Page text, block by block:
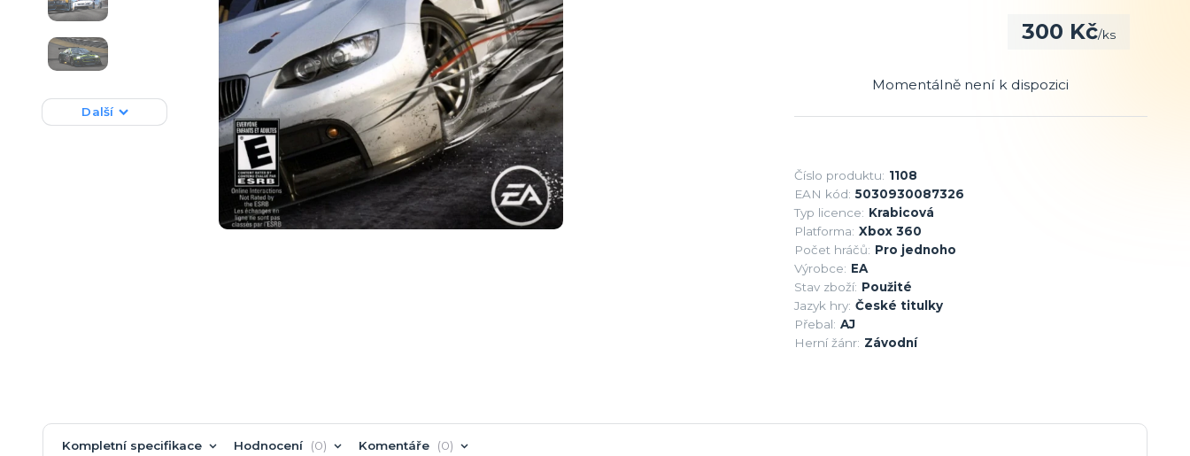
Další
300 Kč/ks
Momentálně není k dispozici
Číslo produktu: 1108
EAN kód: 5030930087326
Typ licence: Krabicová
Platforma: Xbox 360
Počet hráčů: Pro jednoho
Výrobce: EA
Stav zboží: Použité
Jazyk hry: České titulky
Přebal: AJ
Herní žánr: Závodní
Kompletní specifikace Hodnocení 0 Komentáře 0